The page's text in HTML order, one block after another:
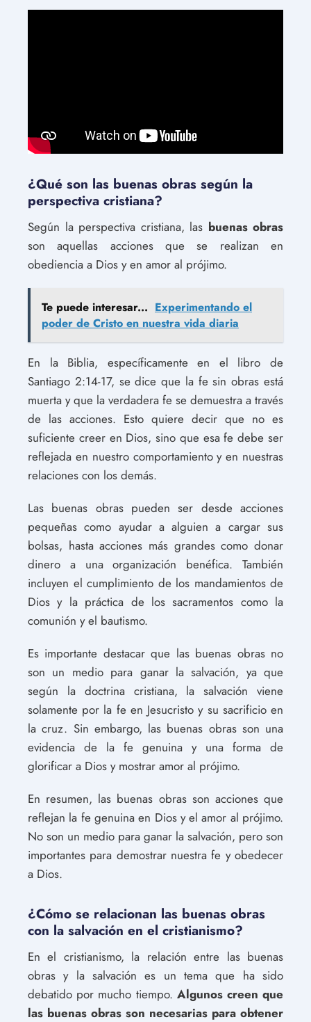
¿Qué son las buenas obras según la
perspectiva cristiana?
Según la perspectiva cristiana, las buenas obras
son aquellas acciones que se realizan en
obediencia a Dios y en amor al prójimo.
Te puede interesar... Experimentando el
poder de Cristo en nuestra vida diaria
En la Biblia, específicamente en el libro de
Santiago 2:14-17, se dice que la fe sin obras está
muerta y que la verdadera fe se demuestra a través
de las acciones. Esto quiere decir que no es
suficiente creer en Dios, sino que esa fe debe ser
reflejada en nuestro comportamiento y en nuestras
relaciones con los demás.
Las buenas obras pueden ser desde acciones
pequeñas como ayudar a alguien a cargar sus
bolsas, hasta acciones más grandes como donar
dinero a una organización benéfica. También
incluyen el cumplimiento de los mandamientos de
Dios y la práctica de los sacramentos como la
comunión y el bautismo.
Es importante destacar que las buenas obras no
son un medio para ganar la salvación, ya que
según la doctrina cristiana, la salvación viene
solamente por la fe en Jesucristo y su sacrificio en
la cruz. Sin embargo, las buenas obras son una
evidencia de la fe genuina y una forma de
glorificar a Dios y mostrar amor al prójimo.
En resumen, las buenas obras son acciones que
reflejan la fe genuina en Dios y el amor al prójimo.
No son un medio para ganar la salvación, pero son
importantes para demostrar nuestra fe y obedecer
a Dios.
¿Cómo se relacionan las buenas obras
con la salvación en el cristianismo?
En el cristianismo, la relación entre las buenas
obras y la salvación es un tema que ha sido
debatido por mucho tiempo. Algunos creen que
las buenas obras son necesarias para obtener